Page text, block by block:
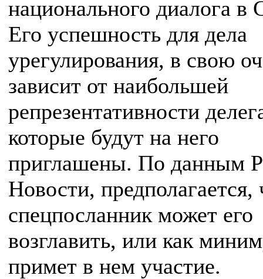
национального диалога в
Его успешность для дела
урегулирования, в свою
зависит от наибольшей
репрезентативности
которые будут на него
приглашены. По данным
Новости, предполагается,
спецпосланник может его
возглавить, или как
примет в нем участие.